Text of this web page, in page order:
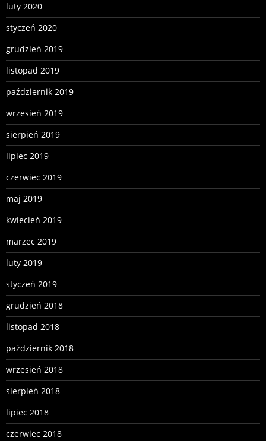
luty 2020
styczeń 2020
grudzień 2019
listopad 2019
październik 2019
wrzesień 2019
sierpień 2019
lipiec 2019
czerwiec 2019
maj 2019
kwiecień 2019
marzec 2019
luty 2019
styczeń 2019
grudzień 2018
listopad 2018
październik 2018
wrzesień 2018
sierpień 2018
lipiec 2018
czerwiec 2018